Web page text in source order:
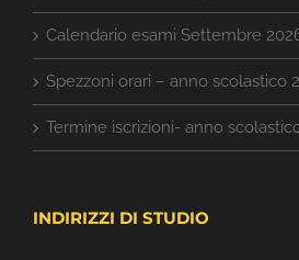
Calendario esami Settembre
Spezzoni orari – anno scolastico
Termine iscrizioni- anno
INDIRIZZI DI STUDIO